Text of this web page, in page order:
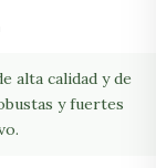
alta calidad y de
y fuertes